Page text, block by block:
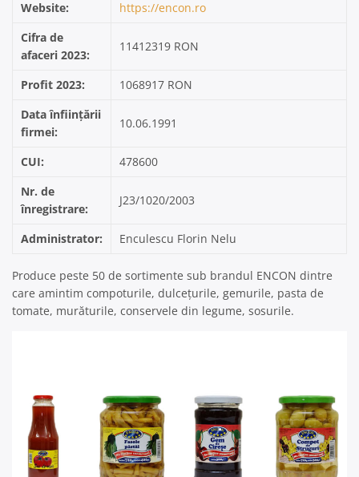
Website:
https://encon.ro
Cifra de
afaceri 2023:
11412319 RON
Profit 2023:
1068917 RON
Data înființării
firmei:
10.06.1991
CUI:
478600
Nr. de
înregistrare:
J23/1020/2003
Administrator: Enculescu Florin Nelu
Produce peste 50 de sortimente sub brandul ENCON dintre
care amintim compoturile, dulcețurile, gemurile, pasta de
tomate, murăturile, conservele din legume, sosurile.